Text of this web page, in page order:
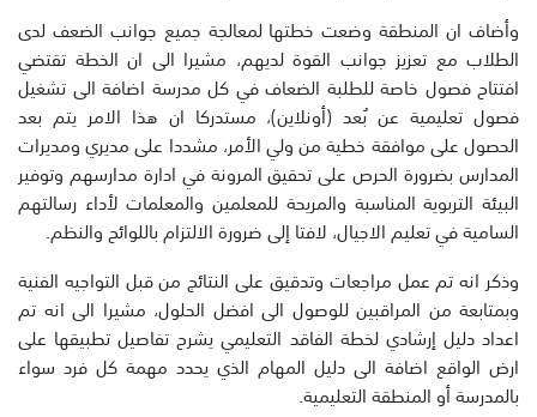
وأضاف ان المنطقة وضعت خطتها لمعالجة جميع جوانب الضعف لدى
الطلاب مع تعزيز جوانب القوة لديهم، مشيرا الى ان الخطة تقتضي
افتتاح فصول خاصة للطلبة الضعاف في كل مدرسة اضافة الى تشغيل
فصول تعليمية عن بُعد (أونلاين)، مستدركا ان هذا الامر يتم بعد
الحصول على موافقة خطية من ولي الأمر، مشددا على مديري ومديرات
المدارس بضرورة الحرص على تحقيق المرونة في ادارة مدارسهم وتوفير
البيئة التربوية المناسبة والمريحة للمعلمين والمعلمات لأداء رسالتهم
السامية في تعليم الاجيال، لافتا إلى ضرورة الالتزام باللوائح والنظم.
وذكر انه تم عمل مراجعات وتدقيق على النتائج من قبل التواجيه الفنية
وبمتابعة من المراقبين للوصول الى افضل الحلول، مشيرا الى انه تم
اعداد دليل إرشادي لخطة الفاقد التعليمي يشرح تفاصيل تطبيقها على
ارض الواقع اضافة الى دليل المهام الذي يحدد مهمة كل فرد سواء
بالمدرسة أو المنطقة التعليمية.